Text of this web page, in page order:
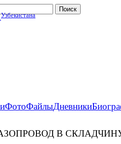
Узбекистана
ФотоФайлыДневники
В СКЛАДЧИНУ: